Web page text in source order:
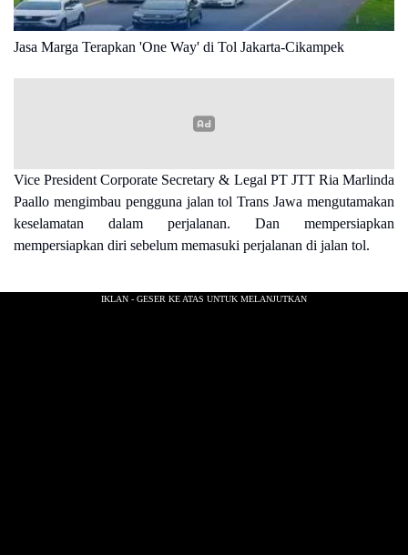
Jasa Marga Terapkan 'One Way' di Tol Jakarta-Cikampek
Vice President Corporate Secretary & Legal PT JTT Ria Marlinda
Paallo mengimbau pengguna jalan tol Trans Jawa mengutamakan
keselamatan dalam perjalanan. Dan mempersiapkan
mempersiapkan diri sebelum memasuki perjalanan di jalan tol.